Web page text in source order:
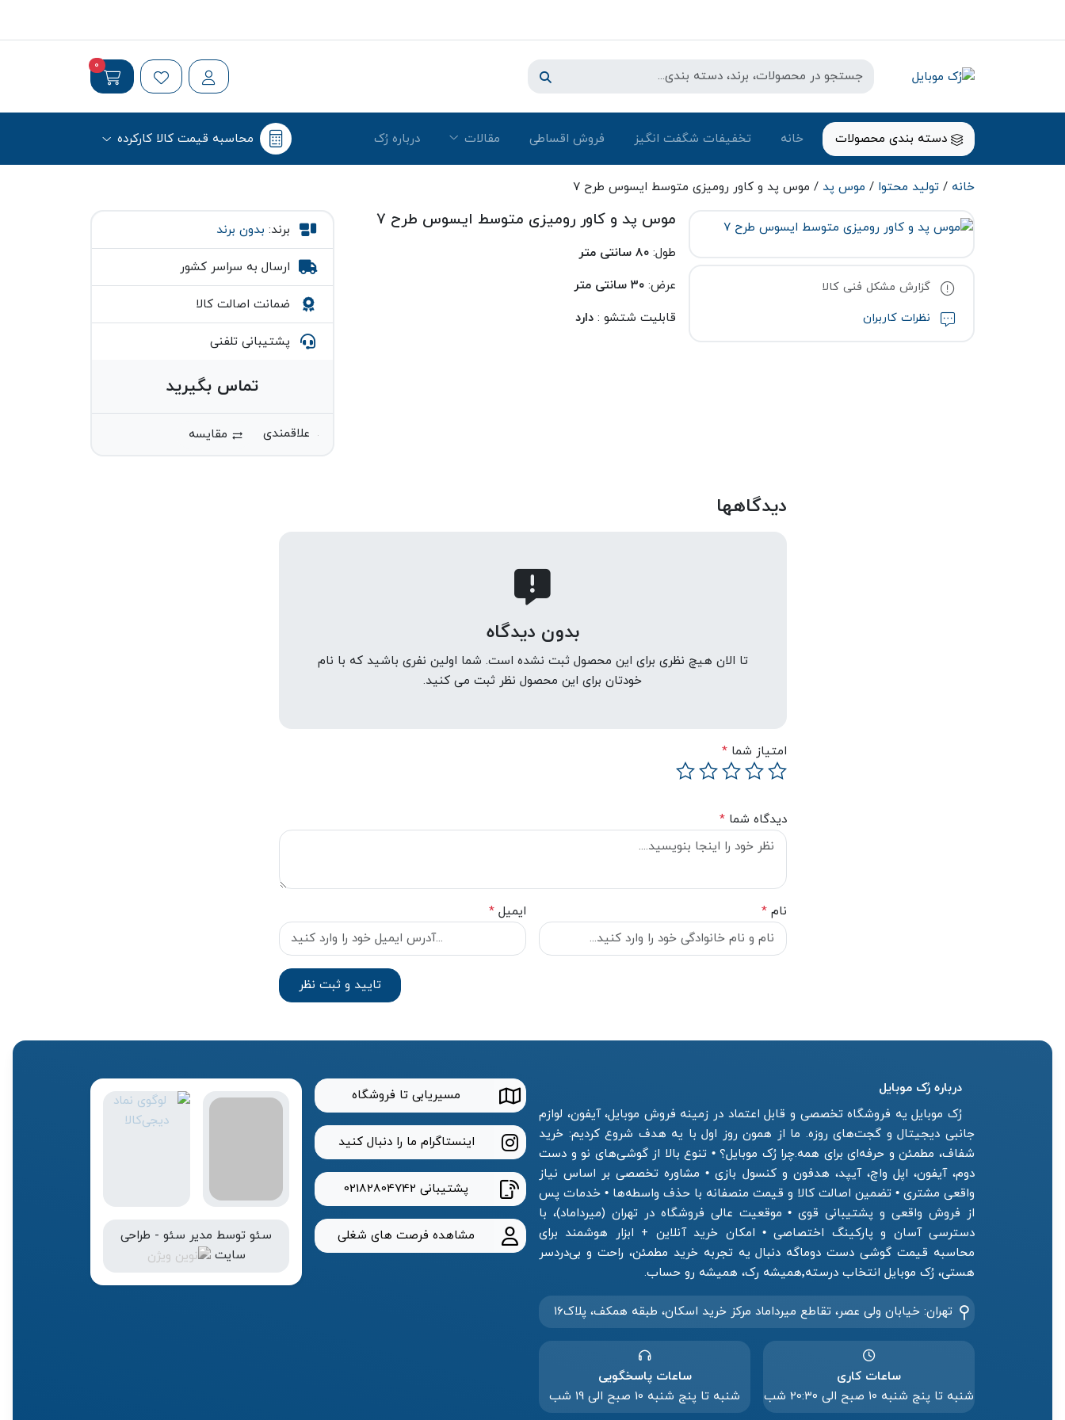
0
دسته بندی محصولات خانه تخفیفات شگفت انگیز فروش اقساطی مقالات درباره رُک‌ محاسبه قیمت کالا کارکرده
خانه / تولید محتوا / موس پد / موس پد و کاور رومیزی متوسط ایسوس طرح ۷
گزارش مشکل فنی کالا
نظرات کاربران
موس پد و کاور رومیزی متوسط ایسوس طرح ۷
طول:۸۰ سانتی متر
عرض:۳۰ سانتی متر
قابلیت شتشو :دارد
برند: بدون برند
ارسال به سراسر کشور
ضمانت اصالت کالا
پشتیبانی تلفنی
تماس بگیرید
مقایسه
دیدگاهها
بدون دیدگاه
تا الان هیچ نظری برای این محصول ثبت نشده است. شما اولین نفری باشید که با نام
خودتان برای این محصول نظر ثبت می کنید.
امتیاز شما*
دیدگاه شما*
نام* ایمیل *
درباره رُک‌ موبایل
رُک موبایل یه فروشگاه تخصصی و قابل اعتماد در زمینه فروش موبایل، آیفون، لوازم
جانبی دیجیتال و گجت‌های روزه. ما از همون روز اول با یه هدف شروع کردیم: خرید
شفاف، مطمئن و حرفه‌ای برای همه.چرا رُک موبایل؟ • تنوع بالا از گوشی‌های نو و دست
دوم، آیفون، اپل واچ، آیپد، هدفون و کنسول بازی • مشاوره تخصصی بر اساس نیاز
واقعی مشتری • تضمین اصالت کالا و قیمت منصفانه با حذف واسطه‌ها • خدمات پس
از فروش واقعی و پشتیبانی قوی • موقعیت عالی فروشگاه در تهران (میرداماد)، با
دسترسی آسان و پارکینگ اختصاصی • امکان خرید آنلاین + ابزار هوشمند برای
محاسبه قیمت گوشی دست دوماگه دنبال یه تجربه خرید مطمئن، راحت و بی‌دردسر
هستی، رُک موبایل انتخاب درسته٬همیشه رک، همیشه رو حساب.
تهران: خیابان ولی عصر، تقاطع میرداماد مرکز خرید‌ اسکان، طبقه همکف، پلاک۱۶
ساعات کاری
شنبه تا پنج شنبه ۱۰ صبح الی 20:۳۰ شب
ساعات پاسخگویی
شنبه تا پنج شنبه 10 صبح الی 19 شب
مسیریابی تا فروشگاه
اینستاگرام ما را دنبال کنید
پشتیبانی 02182804742
مشاهده فرصت های شغلی سئو توسط مدیر سئو - طراحی
سایت